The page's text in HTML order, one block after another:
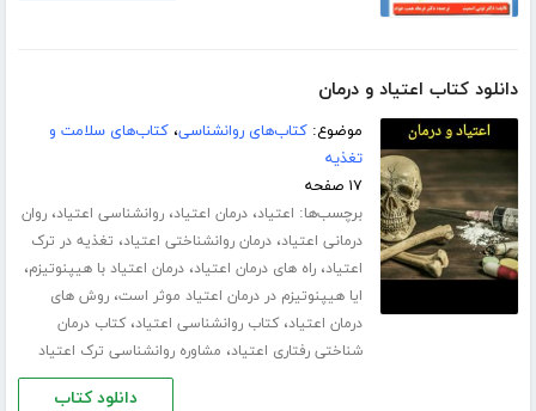
دانلود کتاب اعتیاد و درمان
موضوع:کتاب‌های روانشناسی،کتاب‌های سلامت و
تغذیه
۱۷ صفحه
برچسب‌ها: اعتیاد،درمان اعتیاد،روانشناسی اعتیاد،روان
درمانی اعتیاد،درمان روانشناختی اعتیاد، تغذیه در ترک
اعتیاد،راه های درمان اعتیاد،درمان اعتیاد با هیپنوتیزم،
ایا هیپنوتیزم در درمان اعتیاد موثر است،روش های
درمان اعتیاد،کتاب روانشناسی اعتیاد،کتاب درمان
شناختی رفتاری اعتیاد، مشاوره روانشناسی ترک اعتیاد
دانلود کتاب